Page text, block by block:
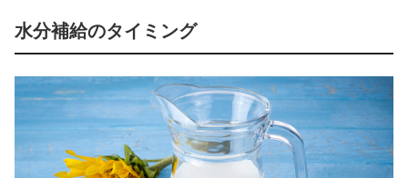
水分補給のタイミング